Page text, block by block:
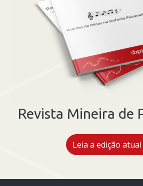
Revista Mineira de
Leia a edição atual